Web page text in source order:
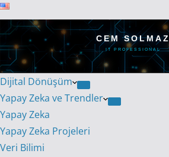
CEM SOLMAZ
IT PROFESSIONAL
Dijital Dönüşüm
Yapay Zeka ve Trendler
Yapay Zeka
Yapay Zeka Projeleri
Veri Bilimi